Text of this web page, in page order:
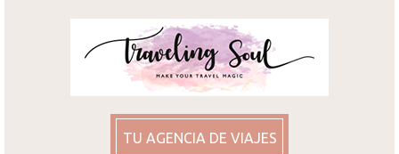
TU AGENCIA DE VIAJES